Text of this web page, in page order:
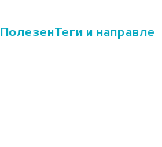
ПолезенТеги и